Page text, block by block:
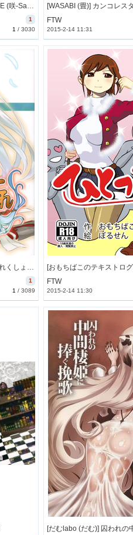
[Two-D Brief (李)] KANNA ”M” STYLE (咲-Saki-) [5M]
1
1 / 3030
FTW
2015-2-14 11:31
[あずーる (しえるあーく)] 響こすぷれくしょん (艦隊これくしょん -艦これ-) [34M]
1
1 / 3089
FTW
2015-2-14 11:30